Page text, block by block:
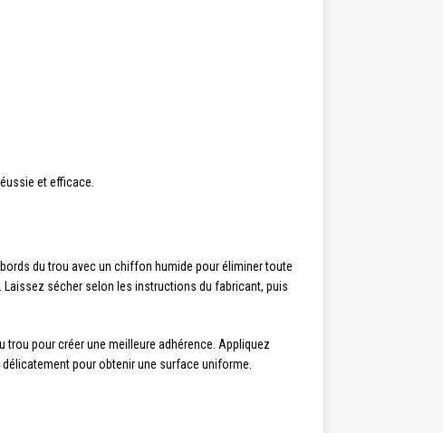
et efficace.
du trou avec un chiffon humide pour éliminer toute
Laissez sécher selon les instructions du fabricant, puis
trou pour créer une meilleure adhérence. Appliquez
pour obtenir une surface uniforme.